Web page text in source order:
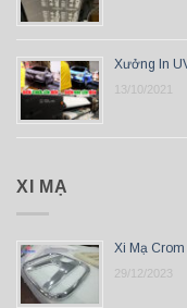
Xưởng In
13/10/2021
XI MẠ
Xi Mạ
29/12/2023